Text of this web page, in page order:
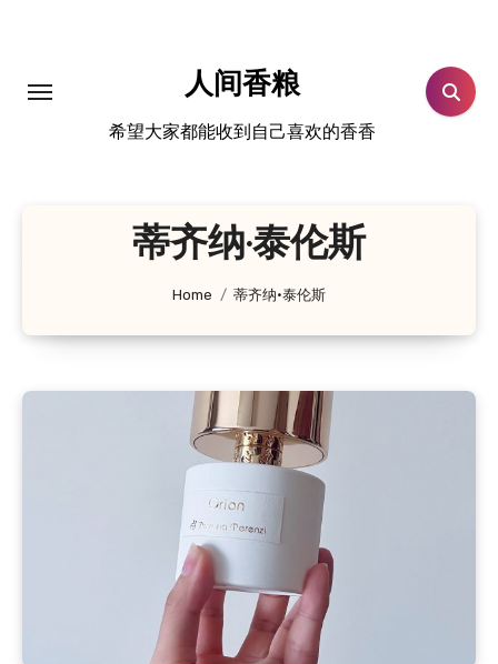
人间香粮
希望大家都能收到自己喜欢的香香
蒂齐纳·泰伦斯
Home 蒂齐纳·泰伦斯